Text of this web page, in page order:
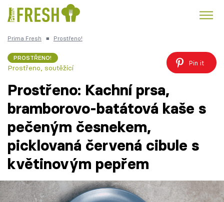
Česká kuchyně
Témata
Recepty
Články
Prima Fresh ■ Prostřeno!
PROSTŘENO!
Prostřeno, soutěžící
Pin it
Prostřeno: Kachní prsa,
bramborovo-batátová kaše s
pečeným česnekem,
picklovaná červená cibule s
květinovým pepřem